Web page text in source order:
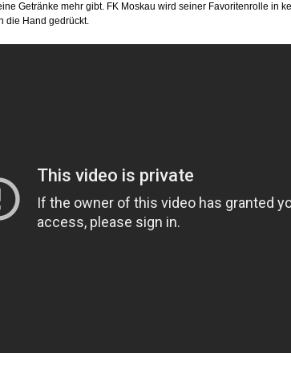
Getränke mehr gibt. FK Moskau wird seiner Favoritenrolle in
die Hand gedrückt.